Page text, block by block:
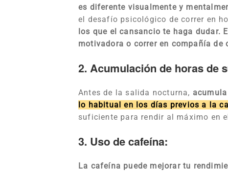
es diferente visualmente y
el desafío psicológico de correr en
los que el cansancio te haga dudar.
motivadora o correr en compañía de
2. Acumulación de horas de
Antes de la salida nocturna,
lo habitual en los días previos a la
suficiente para rendir al máximo en
3. Uso de cafeína:
La cafeína puede mejorar tu